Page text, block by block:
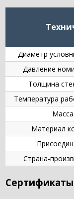
Диаметр
Давление
Толщина
Температура
Масса
Материал
Страна-